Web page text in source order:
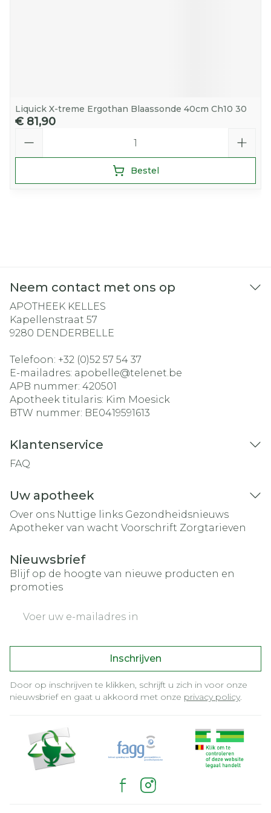
Liquick X-treme Ergothan Blaassonde 40cm Ch10 30
€ 81,90
Bestel
Neem contact met ons op
APOTHEEK KELLES
Kapellenstraat 57
9280 DENDERBELLE
Telefoon: +32 (0)52 57 54 37
E-mailadres: apobelle@telenet.be
APB nummer: 420501
Apotheek titularis: Kim Moesick
BTW nummer: BE0419591613
Klantenservice
FAQ
Uw apotheek
Over ons Nuttige links Gezondheidsnieuws
Apotheker van wacht Voorschrift Zorgtarieven
Nieuwsbrief
Blijf op de hoogte van nieuwe producten en
promoties
Inschrijven
Door op inschrijven te klikken, schrijft u zich in voor onze
nieuwsbrief en gaat u akkoord met onze privacy policy.